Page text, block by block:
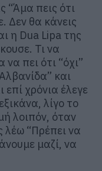
“Άμα πεις ότι
Δεν θα κάνεις
η Dua Lipa της
Τι να
πει ότι “όχι”
και
χρόνια έλεγε
λίγο το
λοιπόν, όταν
λέω “Πρέπει να
μαζί, να